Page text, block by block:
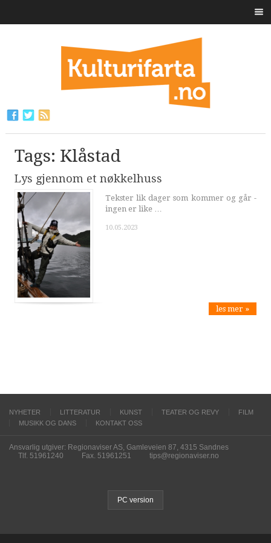
Tags: Klåstad
Lys gjennom et nøkkelhuss
Tekster lik dager som kommer og går -
ingen er like …
10.05.2023
les mer »
NYHETER LITTERATUR KUNST TEATER OG REVY
FILM
MUSIKK OG DANS
KONTAKT OSS
Ansvarlig utgiver: Regionaviser AS, Gamleveien 87, 4315 Sandnes
Tlf. 51961240
Fax. 51961251 tips@regionaviser.no
PC version